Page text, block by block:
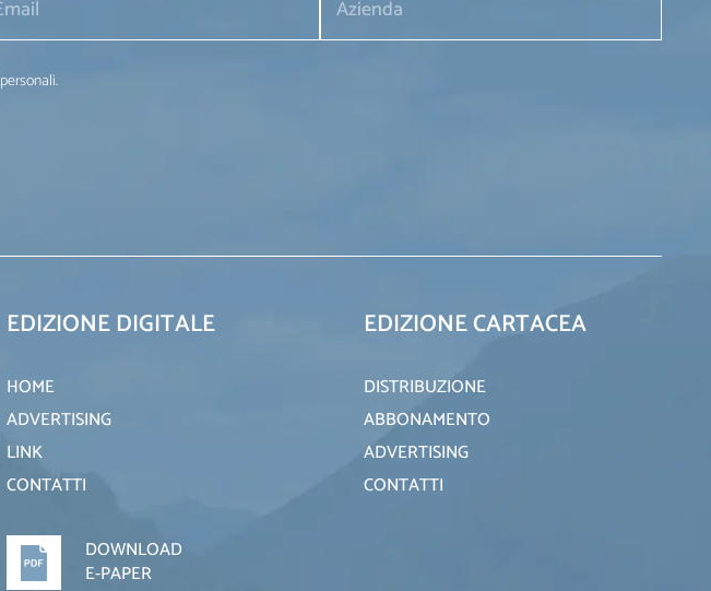
EDIZIONE DIGITALE
HOME
ADVERTISING
LINK
CONTATTI
DOWNLOAD
E-PAPER
EDIZIONE CARTACEA
DISTRIBUZIONE
ABBONAMENTO
ADVERTISING
CONTATTI